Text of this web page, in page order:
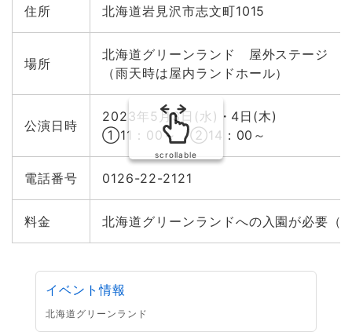
住所 北海道岩見沢市志文町1015
場所
北海道グリーンランド 屋外ステージ
（雨天時は屋内ランドホール）
公演日時
2023年5月3日(水)・4日(木)
①11：00～ ②14：00～
電話番号 0126-22-2121
料金 北海道グリーンランドへの入園が必要（
scrollable
イベント情報
北海道グリーンランド